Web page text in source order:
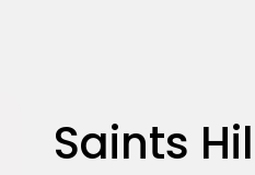
Saints